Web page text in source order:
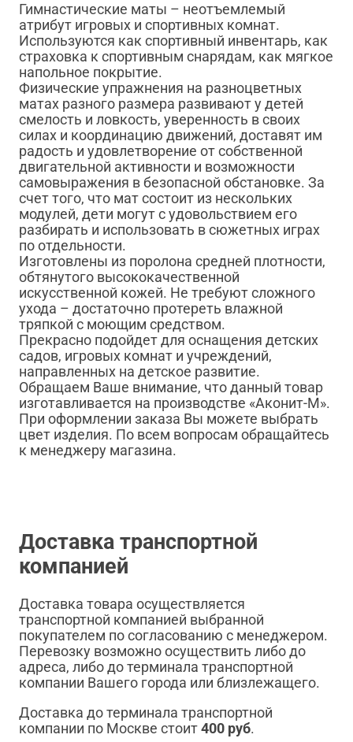
Гимнастические маты – неотъемлемый
атрибут игровых и спортивных комнат.
Используются как спортивный инвентарь, как
страховка к спортивным снарядам, как мягкое
напольное покрытие.
Физические упражнения на разноцветных
матах разного размера развивают у детей
смелость и ловкость, уверенность в своих
силах и координацию движений, доставят им
радость и удовлетворение от собственной
двигательной активности и возможности
самовыражения в безопасной обстановке. За
счет того, что мат состоит из нескольких
модулей, дети могут с удовольствием его
разбирать и использовать в сюжетных играх
по отдельности.
Изготовлены из поролона средней плотности,
обтянутого высококачественной
искусственной кожей. Не требуют сложного
ухода – достаточно протереть влажной
тряпкой с моющим средством.
Прекрасно подойдет для оснащения детских
садов, игровых комнат и учреждений,
направленных на детское развитие.
Обращаем Ваше внимание, что данный товар
изготавливается на производстве «Аконит-М».
При оформлении заказа Вы можете выбрать
цвет изделия. По всем вопросам обращайтесь
к менеджеру магазина.
Доставка транспортной
компанией
Доставка товара осуществляется
транспортной компанией выбранной
покупателем по согласованию с менеджером.
Перевозку возможно осуществить либо до
адреса, либо до терминала транспортной
компании Вашего города или близлежащего.
Доставка до терминала транспортной
компании по Москве стоит400 руб.